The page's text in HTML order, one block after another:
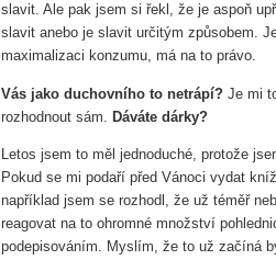
slavit. Ale pak jsem si řekl, že je aspoň
slavit anebo je slavit určitým způsobem.
maximalizaci konzumu, má na to právo.
Vás jako duchovního to netrápí? Je mi
rozhodnout sám. Dáváte dárky?
Letos jsem to měl jednoduché, protože
Pokud se mi podaří před Vánoci vydat
například jsem se rozhodl, že už téměř
reagovat na to ohromné množství
podepisováním. Myslím, že to už začíná